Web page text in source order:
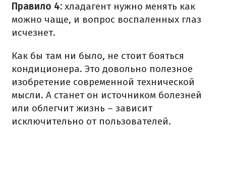
Правило 4: хладагент нужно менять как
можно чаще, и вопрос воспаленных глаз
исчезнет.
Как бы там ни было, не стоит бояться
кондиционера. Это довольно полезное
изобретение современной технической
мысли. А станет он источником болезней
или облегчит жизнь – зависит
исключительно от пользователей.